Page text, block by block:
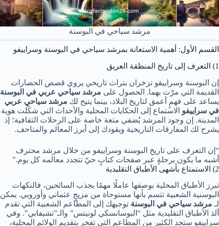
مرشد سياحي في البوسنة
القسم الأول: أهمية الاستعانة بمرشد سياحي في البوسنة وسراييفو
1) التعرف إلى تاريخ المنطقة العريق
إن البوسنة وسراييفو تزخران بتراث تاريخي يروي قصص الحضارات
القديمة التي مرّت بهما. الحصول على مرشد سياحي عربي في البوسنة
يساعد على فهمٍ أعمق لتاريخ البلاد، بينما يتيح لك مرشد سياحي عربي
في سراييفو الاستماع إلى الحكايات المحلية والأحداث التي شكّلت هوية
المدينة. إن وجود المرشد يُضفي متعة خاصة على الرحلات الثقافية؛ إذ
يشرح لك المفارقات التاريخية ويقودك إلى أبرز المعالم والمتاحف.
“إن التعرف على تاريخ البوسنة وسراييفو من خلال مرشد محترف
أشبه ما يكون برحلةٍ عبر صفحات كتابٍ حيّ تتجدد معالمه كل يوم.”
2) الاستمتاع بأشهى الأطباق التقليدية
تبرز الأطباق المحلية بوصفها عاملًا مهمًا يجذب السائحين، فالنكهات
البوسنية الشعبية تتسم بأنها مستوحاة من مزيجٍ عثماني وأوروبي. يمكن
لـ مرشد سياحي في البوسنة توجيهك إلى المطاعم الشعبية التي تقدم
ألذ الأطباق التقليدية مثل “البوسانسكي لونيتس” والـ”تشيفابي”. وفي
سراييفو ستجد الكثير من المطاعم التي تفخر بتقديم الولائم المحلية،